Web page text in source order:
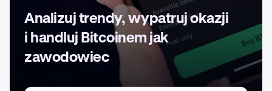
Analizuj trendy, wypatruj okazji
i handluj Bitcoinem jak
zawodowiec